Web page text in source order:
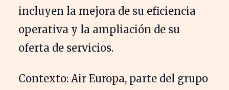
incluyen la mejora de su eficiencia
operativa y la ampliación de su
oferta de servicios.
Contexto: Air Europa, parte del grupo